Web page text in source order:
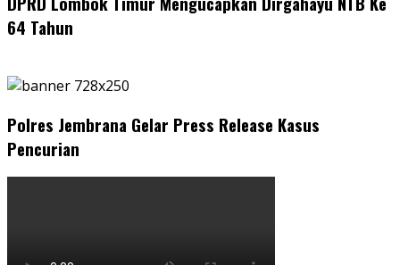
64 Tahun
Polres Jembrana Gelar Press Release Kasus
Pencurian